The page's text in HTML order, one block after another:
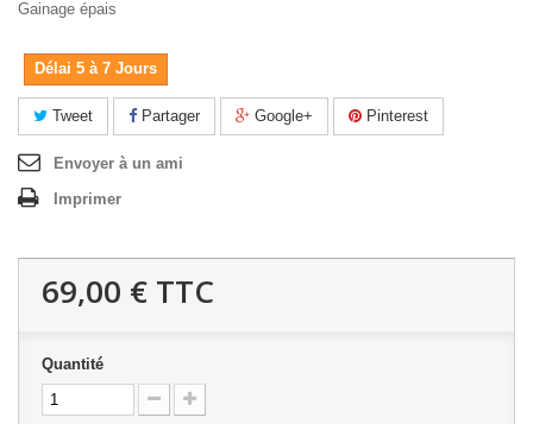
Gainage épais
Délai 5 à 7 Jours
Tweet Partager Google+ Pinterest
Envoyer à un ami
Imprimer
69,00 € TTC
Quantité